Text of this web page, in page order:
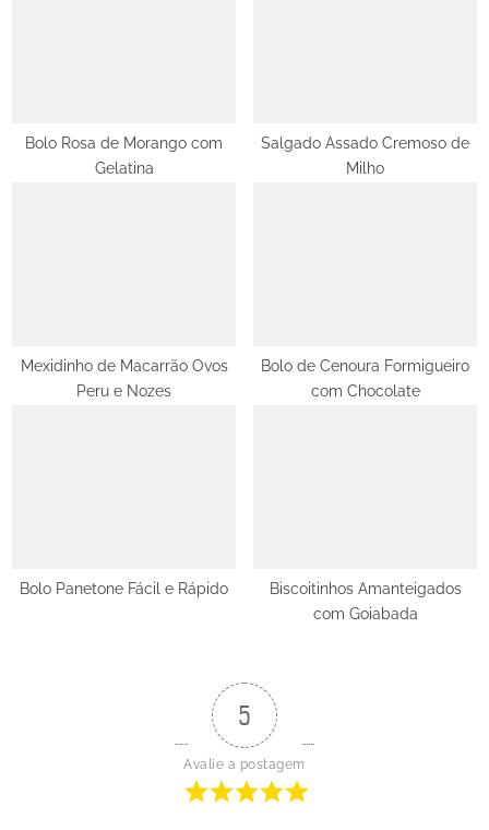
tBolo Rosa de Morango com
Gelatina
Salgado Assado Cremoso de
Milho
Mexidinho de Macarrão Ovos
Peru e Nozes
Bolo de Cenoura Formigueiro
com Chocolate
Bolo Panetone Fácil e Rápido
Biscoitinhos Amanteigados
com Goiabada
5
Avalie a postagem